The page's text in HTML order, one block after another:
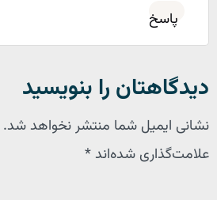
پاسخ
دیدگاهتان را بنویسید
نشانی ایمیل شما منتشر نخواهد شد.
علامت‌گذاری شده‌اند *